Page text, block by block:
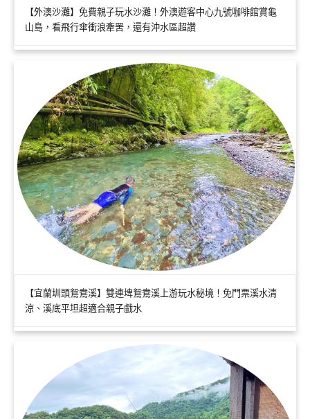
【外澳沙灘】免費親子玩水沙灘！外澳遊客中心九號咖啡館賞龜
山島，看飛行傘衝浪牽罟，還有沖水區超讚
【宜蘭圳頭鴛鴦溪】雙連埤鴛鴦溪上游玩水秘境！免門票溪水清
涼、溪底平坦超適合親子戲水